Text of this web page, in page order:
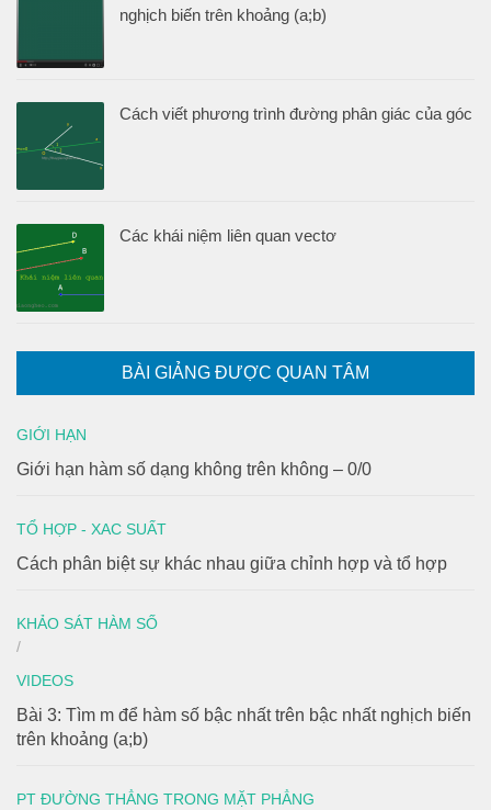
nghịch biến trên khoảng (a;b)
Cách viết phương trình đường phân giác của góc
Các khái niệm liên quan vectơ
BÀI GIẢNG ĐƯỢC QUAN TÂM
GIỚI HẠN
Giới hạn hàm số dạng không trên không – 0/0
TỔ HỢP - XAC SUẤT
Cách phân biệt sự khác nhau giữa chỉnh hợp và tổ hợp
KHẢO SÁT HÀM SỐ
/
VIDEOS
Bài 3: Tìm m để hàm số bậc nhất trên bậc nhất nghịch biến
trên khoảng (a;b)
PT ĐƯỜNG THẲNG TRONG MẶT PHẲNG